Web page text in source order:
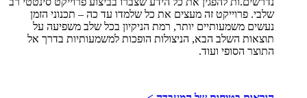
שלבי. פרוייקט זה מעצים את כל שלמדו עד כה – תכנוני הזמן
נעשים משמעותיים יותר, רמת הניקיון בכל שלב משפיעה על
תוצאות השלב הבא, הניצולות הופכות למשמעותיות בדרך אל
התוצר הסופי ועוד.